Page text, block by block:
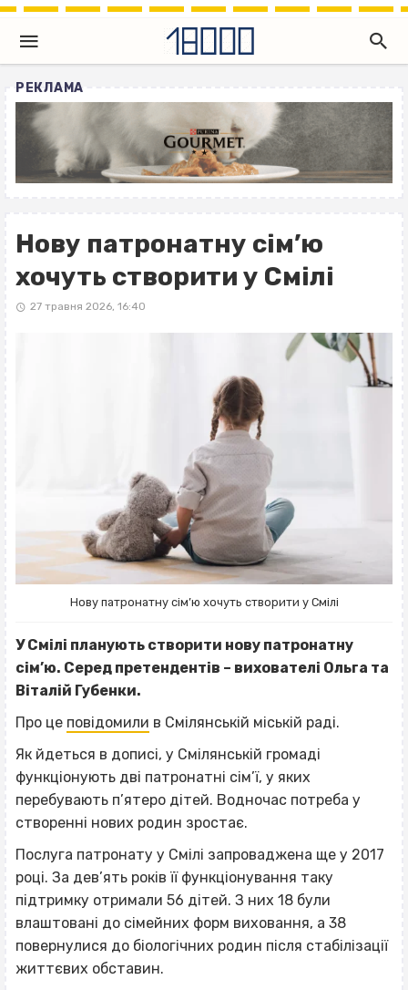
РЕКЛАМА
Нову патронатну сім’ю
хочуть створити у Смілі
27 травня 2026, 16:40
Нову патронатну сім’ю хочуть створити у Смілі
У Смілі планують створити нову патронатну
сім’ю. Серед претендентів – вихователі Ольга та
Віталій Губенки.
Про це повідомили в Смілянській міській раді.
Як йдеться в дописі, у Смілянській громаді
функціонують дві патронатні сім’ї, у яких
перебувають п’ятеро дітей. Водночас потреба у
створенні нових родин зростає.
Послуга патронату у Смілі запроваджена ще у 2017
році. За дев’ять років її функціонування таку
підтримку отримали 56 дітей. З них 18 були
влаштовані до сімейних форм виховання, а 38
повернулися до біологічних родин після стабілізації
життєвих обставин.